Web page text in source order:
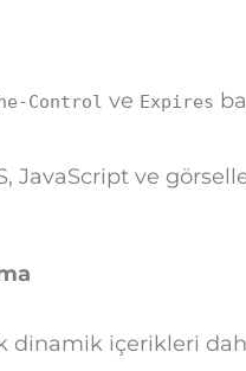
Control ve Expires
JavaScript ve
dinamik içerikleri